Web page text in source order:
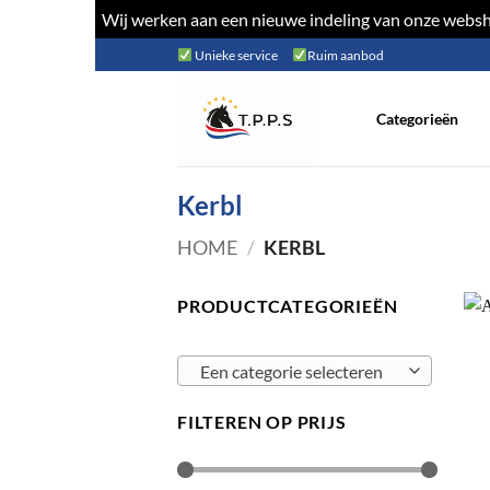
Wij werken aan een nieuwe indeling van onze
naar
Unieke service Ruim aanbod
Categorieën
Kerbl
HOME / KERBL
PRODUCTCATEGORIEËN
Een categorie selecteren
FILTEREN OP PRIJS